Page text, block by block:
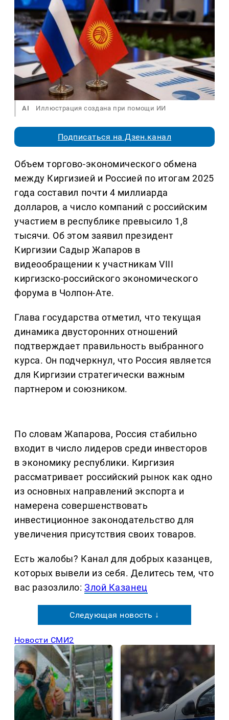
AI Иллюстрация создана при помощи ИИ
Подписаться на Дзен.канал
Объем торгово-экономического обмена
между Киргизией и Россией по итогам 2025
года составил почти 4 миллиарда
долларов, а число компаний с российским
участием в республике превысило 1,8
тысячи. Об этом заявил президент
Киргизии Садыр Жапаров в
видеообращении к участникам VIII
киргизско-российского экономического
форума в Чолпон-Ате.
Глава государства отметил, что текущая
динамика двусторонних отношений
подтверждает правильность выбранного
курса. Он подчеркнул, что Россия является
для Киргизии стратегически важным
партнером и союзником.
По словам Жапарова, Россия стабильно
входит в число лидеров среди инвесторов
в экономику республики. Киргизия
рассматривает российский рынок как одно
из основных направлений экспорта и
намерена совершенствовать
инвестиционное законодательство для
увеличения присутствия своих товаров.
Есть жалобы? Канал для добрых казанцев,
которых вывели из себя. Делитеcь тем, что
вас разозлило:Злой Казанец
Следующая новость ↓
Новости СМИ2